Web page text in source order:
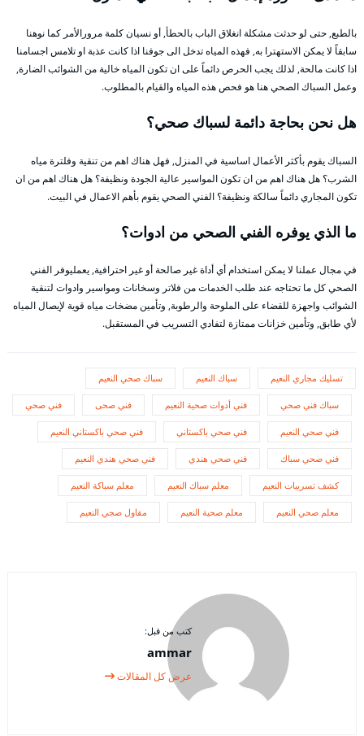
بالطبع, حتى لو حدثت مشكلة انغلاق الباب بالحطأ, أو نسيان كلمة مرورالأمر كما نوهنا
سابقاً لا يمكن الاستهترا به, فهذه المياه تدخل الى جوفنا اذا كانت عذبة او تلامس اجسامنا
اذا كانت مالحة, لذلك يجب الحرص دائماً على ان تكون المياه خالية من الشوائب الضارة,
وعمل السباك الصحي هنا هو فحص هذه المياه والقيام بالمطلوب.
هل نحن بحاجة دائمة لسباك صحي؟
السباك يقوم بأكثر الأعمال اساسية في المنزل, فهل هناك اهم من تنقية وفلترة مياه
الشرب؟ هل هناك اهم من ان تكون المواسير عالية الجودة ونظيفة؟ هل هناك اهم من ان
تكون المجاري دائماً سالكة ونظيفة؟ الفني الصحي يقوم بأهم الاعمال في البيت.
ما الذي يوفره الفني الصحي من ادوات؟
في مجال عملنا لا يمكن استخدام أي أداة غير صالحة أو غير احترافية, يعمليوفر الفني
الصحي كل ما تحتاجه عند طلب الخدمات من فلاتر وسخانات ومواسير وادوات لتنقية
الشوائب واجهزة للقضاء على الملوحة والرطوبة, وتأمين مضخات مياه قوية لإيصال المياه
لأي طابق, وتأمين خزانات ممتازة لتفادي التسريب في المستقبل.
تسليك مجاري النعيم سباك النعيم سباك صحي النعيم
سباك فني صحي فني أدوات صحية النعيم فني صحى فني صحي
فني صحي النعيم فني صحي باكستاني فني صحي باكستاني النعيم
فني صحي سباك فني صحي هندي فني صحي هندي النعيم
كشف تسريبات النعيم معلم سباك النعيم معلم سباكة النعيم
معلم صحي النعيم معلم صحية النعيم مقاول صجي النعيم
كتب من قبل:
ammar
عرض كل المقالات